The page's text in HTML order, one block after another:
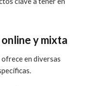
y mixta
en diversas